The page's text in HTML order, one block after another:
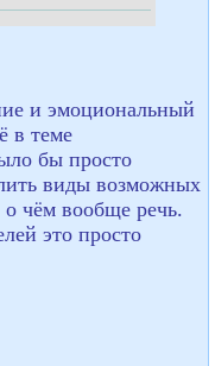
и эмоциональный
в теме
бы просто
виды возможных
чём воoбще речь.
это просто